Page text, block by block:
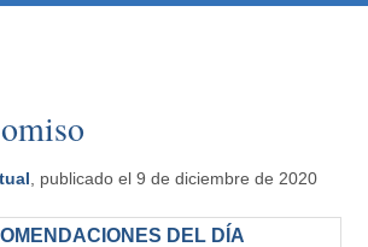
, publicado el 9 de diciembre de 2020
DEL DÍA